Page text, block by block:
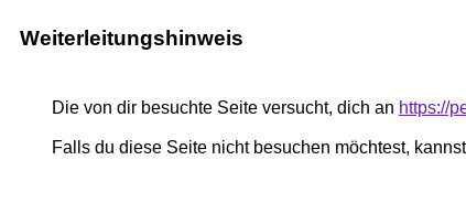
Weiterleitungshinweis
Die von dir besuchte Seite versucht, dich an https://
Falls du diese Seite nicht besuchen möchtest,